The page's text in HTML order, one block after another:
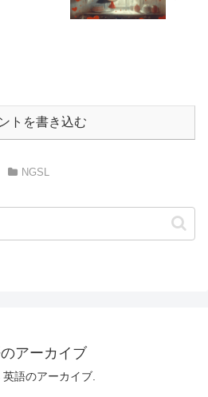
トを書き込む
NGSL
アーカイブ
語のアーカイブ.